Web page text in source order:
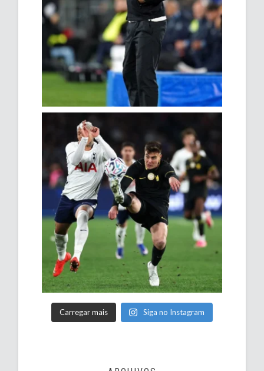
Carregar mais Siga no Instagram